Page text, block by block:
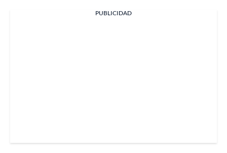
PUBLICIDAD